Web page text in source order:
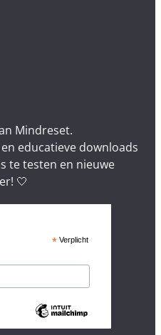
Mindreset.
educatieve downloads
te testen en nieuwe
🤍
*Verplicht